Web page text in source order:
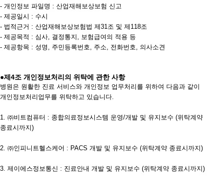
- 개인정보 파일명 : 산업재해보상보험 신고
- 제공일시 : 수시
- 법적근거 : 산업재해보상보험법 제31조 및 제118조
- 제공목적 : 심사, 결정통지, 보험급여의 적용 등
- 제공항목 : 성명, 주민등록번호, 주소, 전화번호, 의사소견
●제4조 개인정보처리의 위탁에 관한 사항
병원은 원활한 진료 서비스와 개인정보 업무처리를 위하여 다음과 같이
개인정보처리업무를 위탁하고 있습니다.
1. ㈜비트컴퓨터 : 종합의료정보시스템 운영/개발 및 유지보수 (위탁계약
종료시까지)
2. ㈜인피니트헬스케어 : PACS 개발 및 유지보수 (위탁계약 종료시까지)
3. 제이에스정보통신 : 진료안내 개발 및 유지보수 (위탁계약 종료시까지)